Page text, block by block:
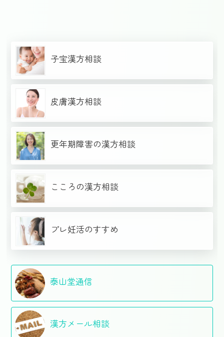
子宝漢方相談
皮膚漢方相談
更年期障害の漢方相談
こころの漢方相談
プレ妊活のすすめ
泰山堂通信
漢方メール相談